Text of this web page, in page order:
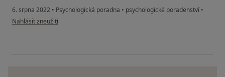
6. srpna 2022 • Psychologická poradna • psychologické poradenství •
podle názoru uživatele H
Nahlásit zneužití